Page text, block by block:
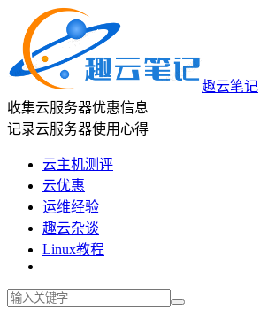
趣云笔记
收集云服务器优惠信息
记录云服务器使用心得
云主机测评
云优惠
运维经验
趣云杂谈
Linux教程